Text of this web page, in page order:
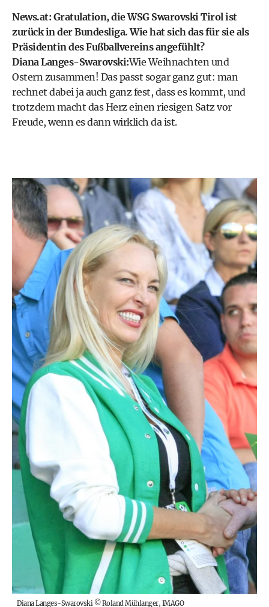
News.at: Gratulation, die WSG Swarovski Tirol ist
zurück in der Bundesliga. Wie hat sich das für sie als
Präsidentin des Fußballvereins angefühlt?
Diana Langes-Swarovski:Wie Weihnachten und
Ostern zusammen! Das passt sogar ganz gut: man
rechnet dabei ja auch ganz fest, dass es kommt, und
trotzdem macht das Herz einen riesigen Satz vor
Freude, wenn es dann wirklich da ist.
Diana Langes-Swarovski©Roland Mühlanger, IMAGO